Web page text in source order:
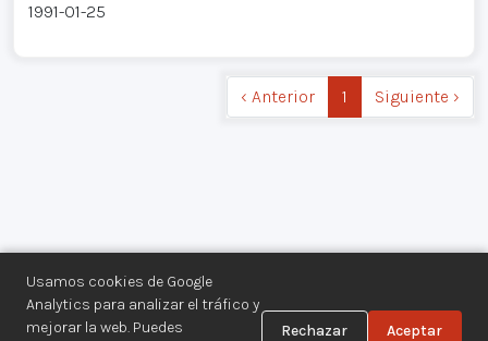
Usamos cookies de Google
Analytics para analizar el tráfico y
mejorar la web. Puedes
Rechazar Aceptar
1991-01-25
‹ Anterior 1 Siguiente ›
Centro de Documentación de los